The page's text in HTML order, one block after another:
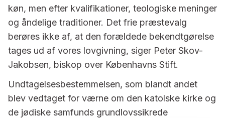
køn, men efter kvalifikationer, teologiske meninger
og åndelige traditioner. Det frie præstevalg
berøres ikke af, at den forældede bekendtgørelse
tages ud af vores lovgivning, siger Peter Skov-
Jakobsen, biskop over Københavns Stift.
Undtagelsesbestemmelsen, som blandt andet
blev vedtaget for værne om den katolske kirke og
de jødiske samfunds grundlovssikrede